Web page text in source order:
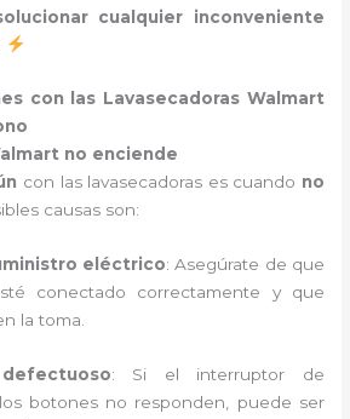
cualquier inconveniente
con las Lavasecadoras Walmart
no enciende
con las lavasecadoras es cuando no
causas son:
eléctrico: Asegúrate de que
conectado correctamente y que
la toma.
: Si el interruptor de
botones no responden, puede ser